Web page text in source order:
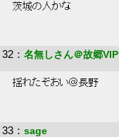
茨城の人かな
32 ： 名無しさん＠故郷VIP
揺れたぞおい＠長野
33 ： sage